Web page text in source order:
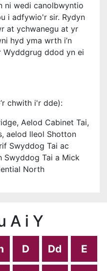
ni wedi canolbwyntio
i adfywio'r sir. Rydyn
at ychwanegu at yr
hyd yma wrth i’n
Wyddgrug ddod yn ei
chwith i'r dde):
Aelod Cabinet Tai,
aelod lleol Shotton
Swyddog Tai ac
Swyddog Tai a Mick
North
A i Y
D Dd E